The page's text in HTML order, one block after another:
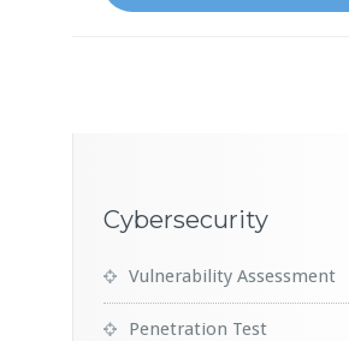
Cybersecurity
Vulnerability Assessment
Penetration Test